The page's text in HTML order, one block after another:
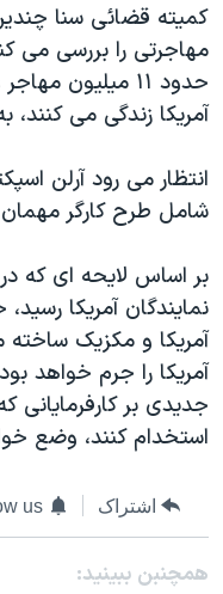
اسرائیل در جنگ
گالری عکس
آرشیو پخش زنده
ورزش زنان در ایران
اعتراضات زن، زندگی،
مجموعه مستندهای
تریبونال مردمی آبان ۹۸
دادگاه حمید نوری
قانون شفافیت دارائی
اعتراضات مردمی آبان ۹۸
اسرائیل در جنگ
نرگس محمدی برنده
صفحه‌های ویژه
زبانهای مختلف
کمیته قضائی سنا
مهاجرتی را بررسی می
حدود ۱۱ میلیون
آمریکا زندگی می کنند،
انتظار می رود آرلن
شامل طرح کارگر
بر اساس لایحه ای که
نمایندگان آمریکا
آمریکا و مکزیک ساخته
آمریکا را جرم خواهد
جدیدی بر کارفرمایانی
استخدام کنند، وضع
اشتراک us
همچنبن ببینید: